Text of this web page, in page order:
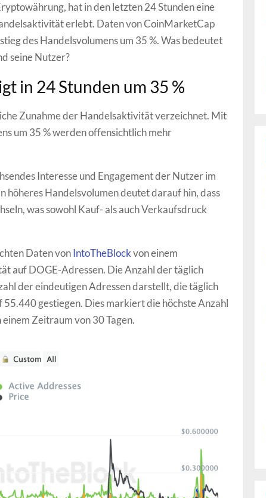
hat in den letzten 24 Stunden eine
erlebt. Daten von CoinMarketCap
des Handelsvolumens um 35 %. Was bedeutet
seine Nutzer?
in 24 Stunden um 35 %
Zunahme der Handelsaktivität verzeichnet. Mit
um 35 % werden offensichtlich mehr
Interesse und Engagement der Nutzer im
höheres Handelsvolumen deutet darauf hin, dass
was sowohl Kauf- als auch Verkaufsdruck
Daten vonIntoTheBlockvon einem
auf DOGE-Adressen. Die Anzahl der täglich
der eindeutigen Adressen darstellt, die täglich
gestiegen. Dies markiert die höchste Anzahl
Zeitraum von 30 Tagen.